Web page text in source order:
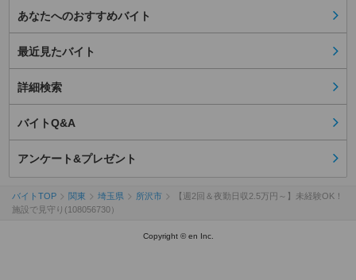
あなたへのおすすめバイト
最近見たバイト
詳細検索
バイトQ&A
アンケート&プレゼント
バイトTOP 関東 埼玉県 所沢市
【週2回＆夜勤日収2.5万円～】未経験OK！
施設で見守り(108056730）
Copyright © en Inc.